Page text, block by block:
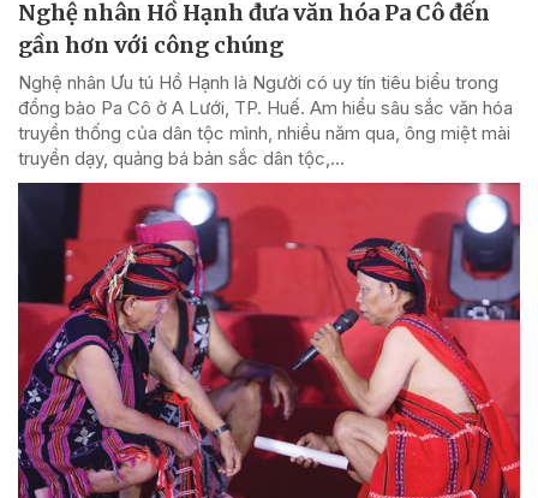
Nghệ nhân Hồ Hạnh đưa văn hóa Pa Cô đến
gần hơn với công chúng
Nghệ nhân Ưu tú Hồ Hạnh là Người có uy tín tiêu biểu trong
đồng bào Pa Cô ở A Lưới, TP. Huế. Am hiểu sâu sắc văn hóa
truyền thống của dân tộc mình, nhiều năm qua, ông miệt mài
truyền dạy, quảng bá bản sắc dân tộc,...